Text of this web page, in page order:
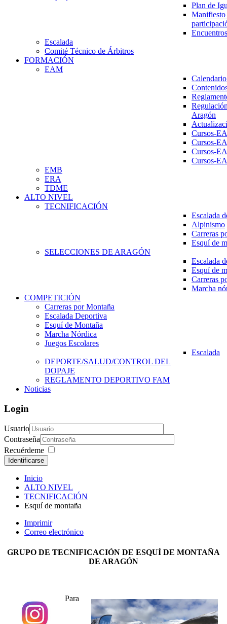
Plan de
Escalada
Comité Técnico de Árbitros
FORMACIÓN
EAM
Aragón
Cursos-
Cursos-
Cursos-
Cursos-
EMB
ERA
TDME
ALTO NIVEL
TECNIFICACIÓN
Escalada
Alpinismo
Carreras
Esquí de
SELECCIONES DE ARAGÓN
Escalada
Esquí de
Carreras
Marcha
COMPETICIÓN
Carreras por Montaña
Escalada Deportiva
Esquí de Montaña
Marcha Nórdica
Juegos Escolares
Escalada
DEPORTE/SALUD/CONTROL DEL
DOPAJE
REGLAMENTO DEPORTIVO FAM
Noticias
Login
Usuario
Contraseña
Recuérdeme
Identificarse
Inicio
ALTO NIVEL
TECNIFICACIÓN
Esquí de montaña
Imprimir
Correo electrónico
GRUPO DE TECNIFICACIÓN DE ESQUÍ DE MONTAÑA
DE ARAGÓN
Para